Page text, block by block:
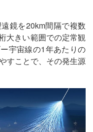
鏡を20km間隔で複数
大きい範囲での定常観
宇宙線の1年あたりの
すことで、その発生源